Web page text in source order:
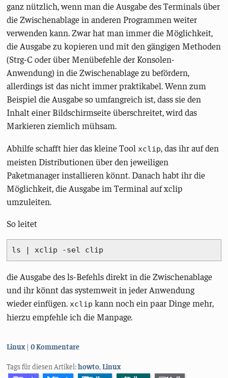
ganz nützlich, wenn man die Ausgabe des Terminals über
die Zwischenablage in anderen Programmen weiter
verwenden kann. Zwar hat man immer die Möglichkeit,
die Ausgabe zu kopieren und mit den gängigen Methoden
(Strg-C oder über Menübefehle der Konsolen-
Anwendung) in die Zwischenablage zu befördern,
allerdings ist das nicht immer praktikabel. Wenn zum
Beispiel die Ausgabe so umfangreich ist, dass sie den
Inhalt einer Bildschirmseite überschreitet, wird das
Markieren ziemlich mühsam.
Abhilfe schafft hier das kleine Tool xclip, das ihr auf den
meisten Distributionen über den jeweiligen
Paketmanager installieren könnt. Danach habt ihr die
Möglichkeit, die Ausgabe im Terminal auf xclip
umzuleiten.
So leitet
ls | xclip -sel clip
die Ausgabe des ls-Befehls direkt in die Zwischenablage
und ihr könnt das systemweit in jeder Anwendung
wieder einfügen. xclip kann noch ein paar Dinge mehr,
hierzu empfehle ich die Manpage.
Kategorien:
Linux 0 Kommentare
Tags für diesen Artikel:howto,Linux